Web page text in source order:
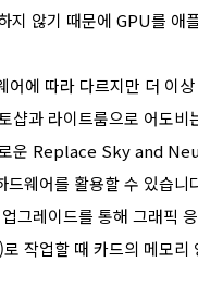
않기 때문에 GPU를 애
어에 따라 다르지만 더 이
샵과 라이트룸으로 어도
운 Replace Sky and
웨어를 활용할 수 있습
그레이드를 통해 그래픽
작업할 때 카드의 메모